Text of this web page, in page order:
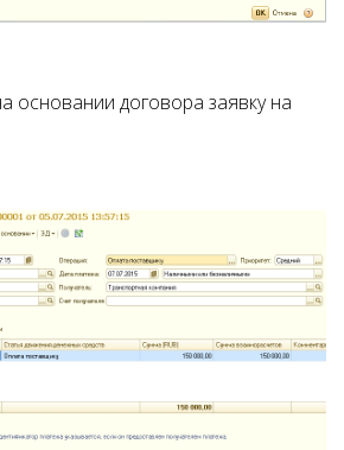
основании договора заявку на